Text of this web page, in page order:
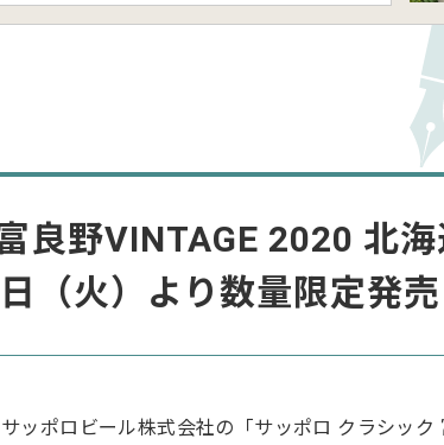
良野VINTAGE 2020 北
（火）より数量限定発売
ッポロビール株式会社の「サッポロ クラシック